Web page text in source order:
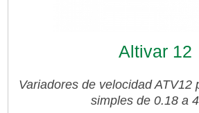
Altivar 12
Variadores de velocidad ATV12
simples de 0.18 a